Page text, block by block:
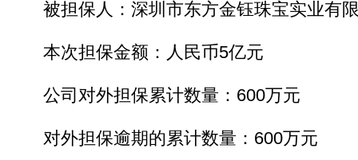
被担保人：深圳市东方金钰珠宝实业有
本次担保金额：人民币5亿元
公司对外担保累计数量：600万元
对外担保逾期的累计数量：600万元